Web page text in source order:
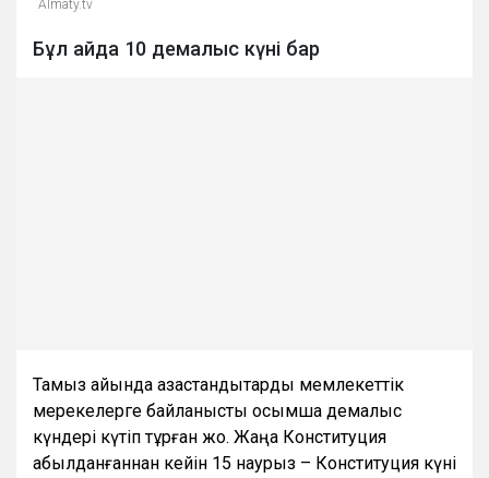
Almaty.tv
Бұл айда 10 демалыс күні бар
Тамыз айында қазақстандықтарды мемлекеттік
мерекелерге байланысты қосымша демалыс
күндері күтіп тұрған жоқ. Жаңа Конституция
қабылданғаннан кейін 15 наурыз – Конституция күні